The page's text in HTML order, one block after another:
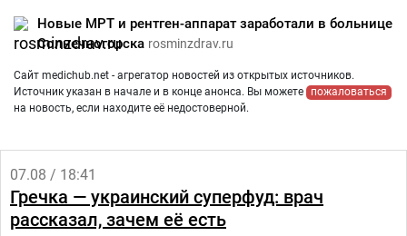
Новые МРТ и рентген-аппарат заработали в больнице
Солнечногорска rosminzdrav.ru
Сайт medichub.net - агрегатор новостей из открытых источников.
Источник указан в начале и в конце анонса. Вы можете
пожаловаться
на новость, если находите её недостоверной.
07.08 / 18:41
Гречка — украинский суперфуд: врач
рассказал, зачем её есть